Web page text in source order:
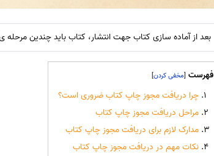
بعد از آماده سازی کتاب جهت انتشار، کتاب باید چندین مرحله
فهرست [
]
چرا دریافت مجوز چاپ کتاب ضروری است؟
مراحل دریافت مجوز چاپ کتاب
مدارک لازم برای دریافت مجوز چاپ کتاب
نکات مهم در دریافت مجوز چاپ کتاب